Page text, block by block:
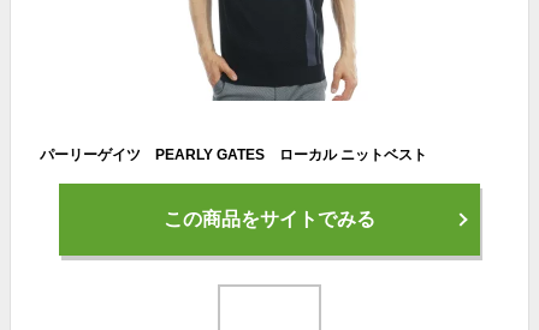
パーリーゲイツ PEARLY GATES ローカル ニットベスト
この商品をサイトでみる